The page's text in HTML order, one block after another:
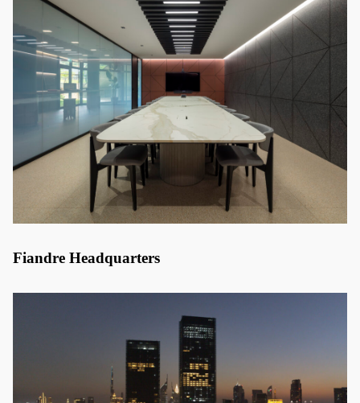
Fiandre Headquarters